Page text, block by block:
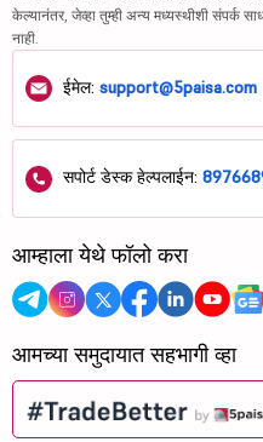
केल्यानंतर, जेव्हा तुम्ही अन्य मध्यस्थीशी संपर्क
नाही.
ईमेल: support@5paisa.com
सपोर्ट डेस्क हेल्पलाईन:
आम्हाला येथे फॉलो करा
आमच्या समुदायात सहभागी व्हा